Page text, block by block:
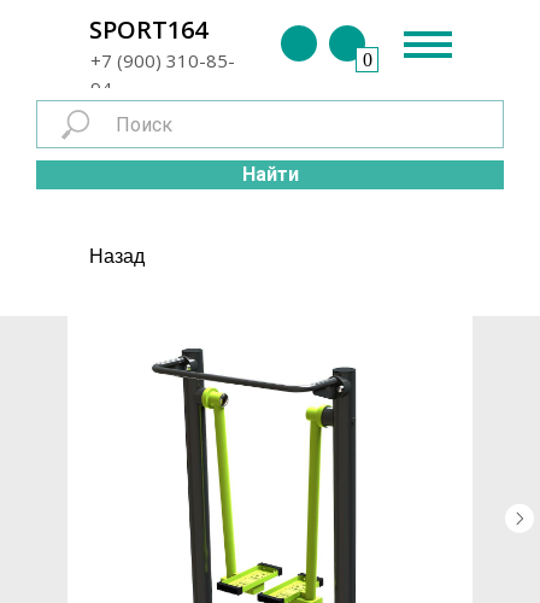
+7 (900) 310-85-
94
SPORT164
0
Найти
Назад